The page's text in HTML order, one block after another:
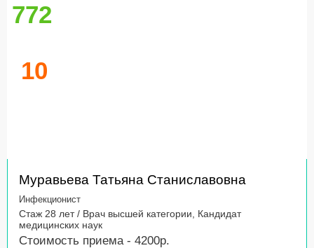
772
10
Муравьева Татьяна Станиславовна
Инфекционист
Стаж 28 лет / Врач высшей категории, Кандидат
медицинских наук
Стоимость приема - 4200р.